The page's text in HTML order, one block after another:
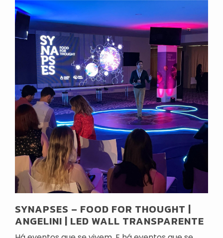
SYNAPSES – FOOD FOR THOUGHT |
ANGELINI | LED WALL TRANSPARENTE